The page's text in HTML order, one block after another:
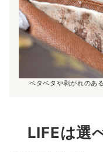
ベタベタや剥がれのあ
LIFEは選